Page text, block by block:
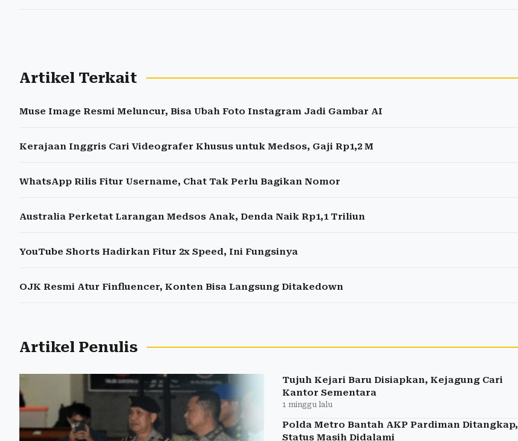
Artikel Terkait
Muse Image Resmi Meluncur, Bisa Ubah Foto Instagram Jadi Gambar AI
Kerajaan Inggris Cari Videografer Khusus untuk Medsos, Gaji Rp1,2 M
WhatsApp Rilis Fitur Username, Chat Tak Perlu Bagikan Nomor
Australia Perketat Larangan Medsos Anak, Denda Naik Rp1,1 Triliun
YouTube Shorts Hadirkan Fitur 2x Speed, Ini Fungsinya
OJK Resmi Atur Finfluencer, Konten Bisa Langsung Ditakedown
Artikel Penulis
Tujuh Kejari Baru Disiapkan, Kejagung Cari
Kantor Sementara
1 minggu lalu
Polda Metro Bantah AKP Pardiman Ditangkap,
Status Masih Didalami